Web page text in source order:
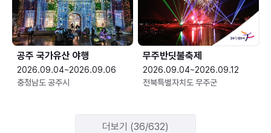
공주 국가유산 야행
2026.09.04~2026.09.06
충청남도 공주시
무주반딧불축제
2026.09.04~2026.09.12
전북특별자치도 무주군
더보기 (36/632)